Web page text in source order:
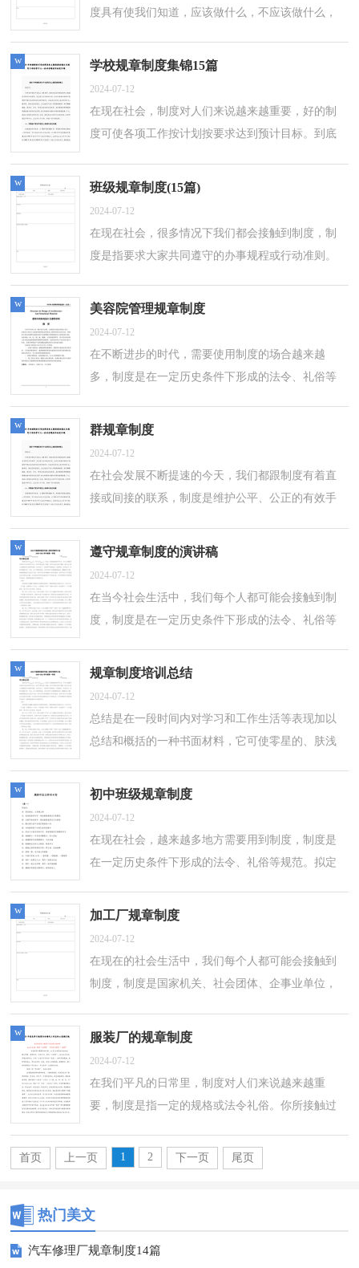
度具有使我们知道，应该做什么，不应该做什么，
是有效的呢？下面是小编整理的餐厅厨房管理...
学校规章制度集锦15篇
2024-07-12
在现在社会，制度对人们来说越来越重要，好的制
度可使各项工作按计划按要求达到预计目标。到底
规章制度，欢迎大家分享。学校规章制度...
w
班级规章制度(15篇)
2024-07-12
在现在社会，很多情况下我们都会接触到制度，制
度是指要求大家共同遵守的办事规程或行动准则。
整理的班级规章制度，仅供参考，欢迎大家...
w
美容院管理规章制度
2024-07-12
在不断进步的时代，需要使用制度的场合越来越
多，制度是在一定历史条件下形成的法令、礼俗等
编收集整理的美容院管理规章制度，欢迎大...
w
群规章制度
2024-07-12
在社会发展不断提速的今天，我们都跟制度有着直
接或间接的联系，制度是维护公平、公正的有效手
绪？下面是小编整理的群规章制度，希望能...
w
遵守规章制度的演讲稿
2024-07-12
在当今社会生活中，我们每个人都可能会接触到制
度，制度是在一定历史条件下形成的法令、礼俗等
吗？下面是小编精心整理的遵守规章制度的...
w
规章制度培训总结
2024-07-12
总结是在一段时间内对学习和工作生活等表现加以
总结和概括的一种书面材料，它可使零星的、肤浅
的理性认识上来，为此我们要做好回...
w
初中班级规章制度
2024-07-12
在现在社会，越来越多地方需要用到制度，制度是
在一定历史条件下形成的法令、礼俗等规范。拟定
编为大家收集的初中班级规章制度，欢迎大...
w
加工厂规章制度
2024-07-12
在现在的社会生活中，我们每个人都可能会接触到
制度，制度是国家机关、社会团体、企事业单位，
保证国家各项政策的顺利执行和各项工作...
w
服装厂的规章制度
2024-07-12
在我们平凡的日常里，制度对人们来说越来越重
要，制度是指一定的规格或法令礼俗。你所接触过
的服装厂的规章制度，仅供参考，希望能够帮...
w
首页 上一页 1 2 下一页 尾页
热门美文
汽车修理厂规章制度14篇